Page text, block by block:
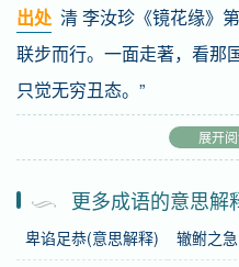
出处 清 李汝珍《镜花缘》
联步而行。一面走著，看那
只觉无穷丑态。”
这一点事，也值得你
基础信息
展开
更多成语的意思解
卑谄足恭(意思解释) 辙鲋之